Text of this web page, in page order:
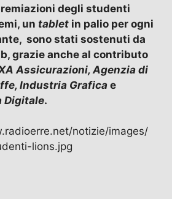
degli studenti
un tablet in palio per ogni
sono stati sostenuti da
grazie anche al contributo
Assicurazioni, Agenzia di
Industria Grafica e
Digitale.